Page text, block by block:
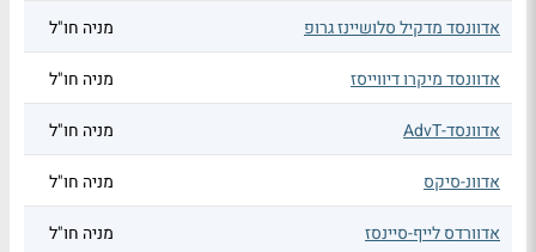
אדוונסד מדקיל סלושיינז גרופ מניה חו"ל
אדוונסד מיקרו דיווייסז מניה חו"ל
אדוונסד-AdvT מניה חו"ל
אדוונ-סיקס מניה חו"ל
אדוורדס לייף-סיינסז מניה חו"ל